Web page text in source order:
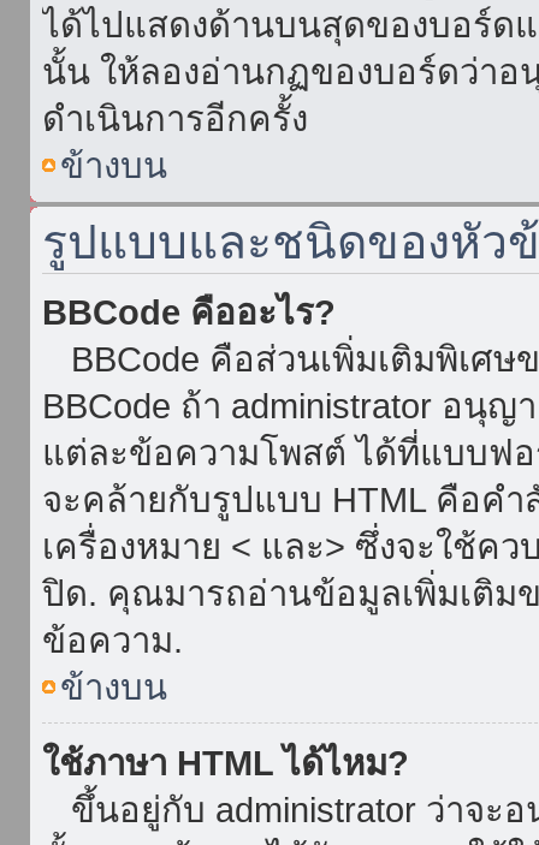
ได้ไปแสดงด้านบนสุดของบอร์ด
นั้น ให้ลองอ่านกฏของบอร์ดว่า
ดำเนินการอีกครั้ง
ข้างบน
รูปแบบและชนิดของหัว
BBCode คืออะไร?
BBCode คือส่วนเพิ่มเติมพิเศ
BBCode ถ้า administrator อนุ
แต่ละข้อความโพสต์ ได้ที่แบบฟ
จะคล้ายกับรูปแบบ HTML คือคำ
เครื่องหมาย < และ> ซึ่งจะใช้ค
ปิด. คุณมารถอ่านข้อมูลเพิ่มเติม
ข้อความ.
ข้างบน
ใช้ภาษา HTML ได้ไหม?
ขึ้นอยู่กับ administrator ว่าจะ